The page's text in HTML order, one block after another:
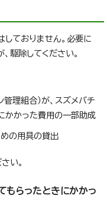
しておりません。必要に
駆除してください。
管理組合）が、スズメバチ
かかった費用の一部助成
めの用具の貸出
い。
もらったときにかかっ